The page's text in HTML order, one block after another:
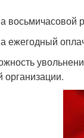
восьмичасовой
ежегодный
организации.